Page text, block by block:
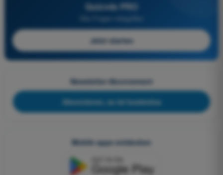
Quizvds PRO
Alle Fragen inbegriffen
Jetzt starten
Newsletter-Abonnement
Abonnieren, es ist kostenlos
Mobile apps entdecken